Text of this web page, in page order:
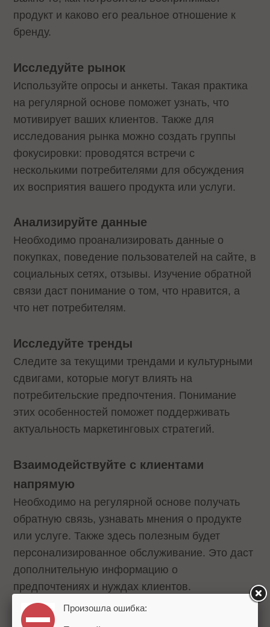
продукт и каково его реальное отношение к
бренду.
Исследуйте рынок
Используйте опросы и анкеты. Такая практика
на регулярной основе поможет узнать, что
мотивирует ваших клиентов. Также для
исследования рынка можно создать группы
фокусировки: проводятся встречи с
несколькими потребителями для обсуждения
их восприятия вашего продукта или услуги.
Анализируйте данные
Необходимо проанализировать данные о
покупках, поведение пользователей на сайте, в
социальных сетях, отзывы. Изучение обратной
связи даст понимание о том, что нравится, а
что нет потребителям.
Исследуйте тренды
Следите за текущими трендами и культурными
сдвигами, которые могут влиять на
потребительские предпочтения. Понимание
этих особенностей поможет поддерживать
актуальность маркетинговых стратегий.
Взаимодействуйте с клиентами
напрямую
Необходимо на регулярной основе получать
обратную связь, узнавать мнения о продукте
или услуге. Также здесь полезным будет
персонализированное обслуживание. Это даст
дополнительную информацию о
предпочтениях и нуждах клиентов.
Как повлиять на потребителя
Произошла ошибка: